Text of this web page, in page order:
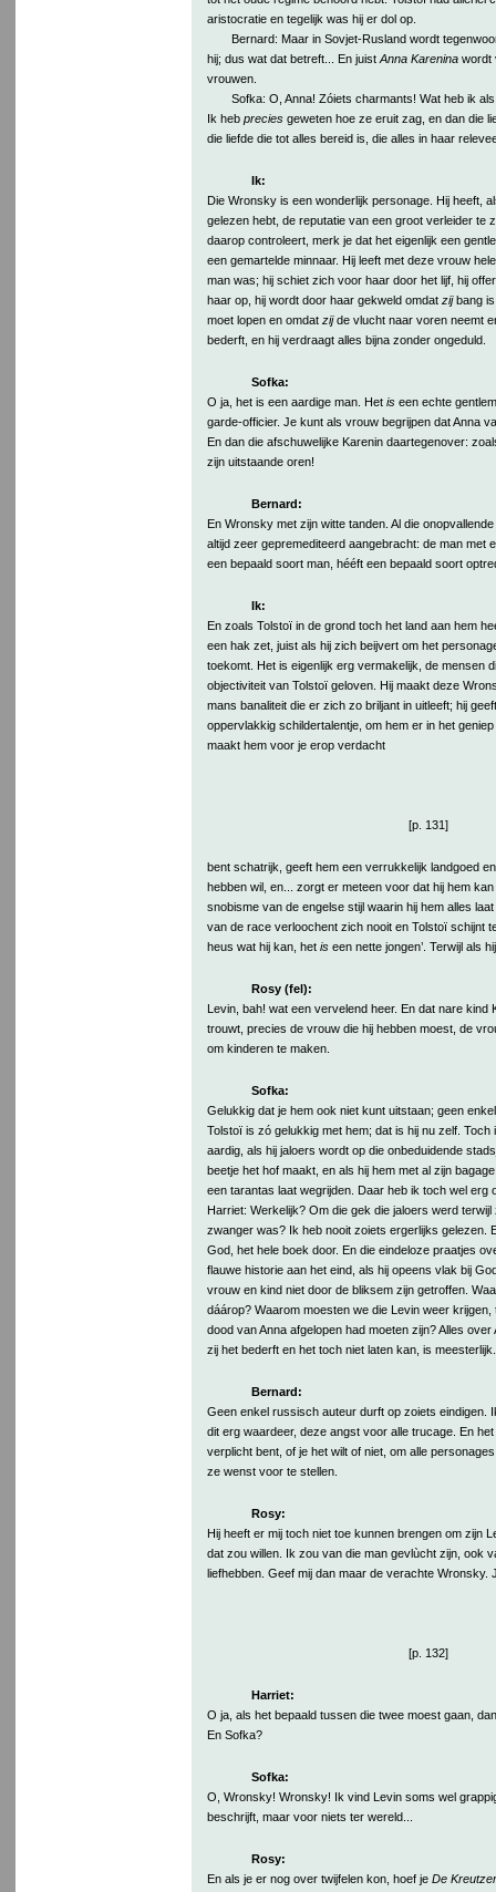
aristocratie en tegelijk was hij er dol op.
Bernard: Maar in Sovjet-Rusland wordt
hij; dus wat dat betreft... En juist Anna Kareninawordt
vrouwen.
Sofka: O, Anna! Zóiets charmants! Wat heb ik
Ik heb preciesgeweten hoe ze eruit zag, en dan die
die liefde die tot alles bereid is, die alles in haar
Ik:
Die Wronsky is een wonderlijk personage. Hij heeft,
gelezen hebt, de reputatie van een groot verleider te
daarop controleert, merk je dat het eigenlijk een
een gemartelde minnaar. Hij leeft met deze vrouw
man was; hij schiet zich voor haar door het lijf, hij
haar op, hij wordt door haar gekweld omdat zijbang is
moet lopen en omdat zijde vlucht naar voren neemt
bederft, en hij verdraagt alles bijna zonder ongeduld.
Sofka:
O ja, het is een aardige man. Het iseen echte
garde-officier. Je kunt als vrouw begrijpen dat Anna
En dan die afschuwelijke Karenin daartegenover:
zijn uitstaande oren!
Bernard:
En Wronsky met zijn witte tanden. Al die
altijd zeer gepremediteerd aangebracht: de man met
een bepaald soort man, hééft een bepaald soort
Ik:
En zoals Tolstoï in de grond toch het land aan hem
een hak zet, juist als hij zich beijvert om het
toekomt. Het is eigenlijk erg vermakelijk, de mensen
objectiviteit van Tolstoï geloven. Hij maakt deze
mans banaliteit die er zich zo briljant in uitleeft; hij
oppervlakkig schildertalentje, om hem er in het
maakt hem voor je erop verdacht
[p. 131]
bent schatrijk, geeft hem een verrukkelijk landgoed
hebben wil, en... zorgt er meteen voor dat hij hem
snobisme van de engelse stijl waarin hij hem alles
van de race verloochent zich nooit en Tolstoï schijnt
heus wat hij kan, het iseen nette jongen’. Terwijl als
Rosy (fel):
Levin, bah! wat een vervelend heer. En dat nare kind
trouwt, precies de vrouw die hij hebben moest, de
om kinderen te maken.
Sofka:
Gelukkig dat je hem ook niet kunt uitstaan; geen
Tolstoï is zó gelukkig met hem; dat is hij nu zelf. Toch
aardig, als hij jaloers wordt op die onbeduidende
beetje het hof maakt, en als hij hem met al zijn
een tarantas laat wegrijden. Daar heb ik toch wel erg
Harriet: Werkelijk? Om die gek die jaloers werd terwijl
zwanger was? Ik heb nooit zoiets ergerlijks gelezen.
God, het hele boek door. En die eindeloze praatjes
flauwe historie aan het eind, als hij opeens vlak bij
vrouw en kind niet door de bliksem zijn getroffen.
dáárop? Waarom moesten we die Levin weer krijgen,
dood van Anna afgelopen had moeten zijn? Alles over
zij het bederft en het toch niet laten kan, is meesterlijk.
Bernard:
Geen enkel russisch auteur durft op zoiets eindigen.
dit erg waardeer, deze angst voor alle trucage. En
verplicht bent, of je het wilt of niet, om alle
ze wenst voor te stellen.
Rosy:
Hij heeft er mij toch niet toe kunnen brengen om zijn
dat zou willen. Ik zou van die man gevlùcht zijn, ook
liefhebben. Geef mij dan maar de verachte Wronsky.
[p. 132]
Harriet:
O ja, als het bepaald tussen die twee moest gaan,
En Sofka?
Sofka:
O, Wronsky! Wronsky! Ik vind Levin soms wel
beschrijft, maar voor niets ter wereld...
Rosy:
En als je er nog over twijfelen kon, hoef je De